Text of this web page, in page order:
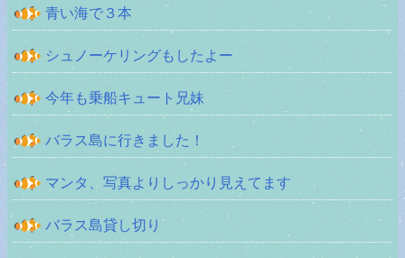
青い海で３本
シュノーケリングもしたよー
今年も乗船キュート兄妹
バラス島に行きました！
マンタ、写真よりしっかり見えてます
バラス島貸し切り